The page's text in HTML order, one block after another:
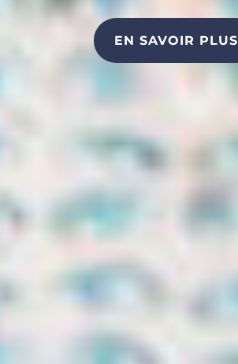
EN SAVOIR PLUS